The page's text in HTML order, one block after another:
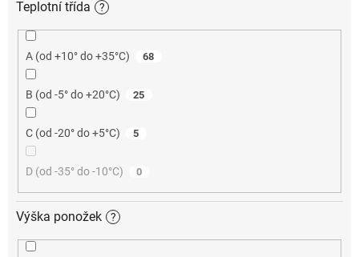
Teplotní třída ?
A (od +10° do +35°C) 68
B (od -5° do +20°C) 25
C (od -20° do +5°C) 5
D (od -35° do -10°C) 0
Výška ponožek ?